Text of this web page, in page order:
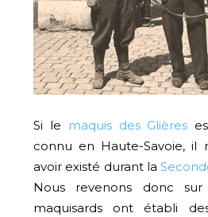
Si le maquis des Glières
connu en Haute-Savoie, il
avoir existé durant la
Nous revenons donc
maquisards ont établi